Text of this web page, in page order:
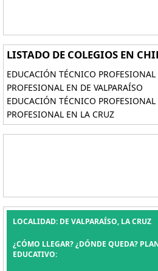
LISTADO DE COLEGIOS EN
EDUCACIÓN TÉCNICO
PROFESIONAL EN DE VALPARAÍSO
EDUCACIÓN TÉCNICO
PROFESIONAL EN LA CRUZ
LOCALIDAD: DE VALPARAÍSO, LA CRUZ
¿CÓMO LLEGAR? ¿DÓNDE QUEDA?
EDUCATIVO: